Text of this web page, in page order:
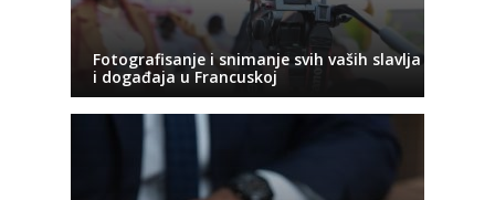
Fotografisanje i snimanje svih vaših slavlja
i događaja u Francuskoj